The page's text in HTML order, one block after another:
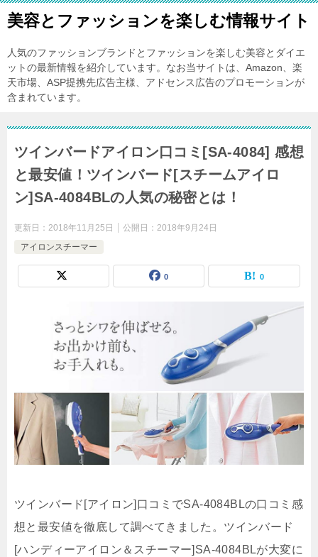
美容とファッションを楽しむ情報サイト
人気のファッションブランドとファッションを楽しむ美容とダイエ
ットの最新情報を紹介しています。なお当サイトは、Amazon、楽
天市場、ASP提携先広告主様、アドセンス広告のプロモーションが
含まれています。
ツインバードアイロン口コミ[SA-4084] 感想
と最安値！ツインバード[スチームアイロ
ン]SA-4084BLの人気の秘密とは！
更新日： 2018年11月25日 公開日： 2018年9月24日
アイロンスチーマー
0 0
ツインバード[アイロン]口コミでSA-4084BLの口コミ感
想と最安値を徹底して調べてきました。ツインバード
[ハンディーアイロン＆スチーマー]SA-4084BLが大変に